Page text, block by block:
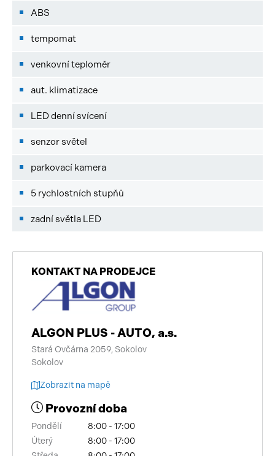
ABS
tempomat
venkovní teploměr
aut. klimatizace
LED denní svícení
senzor světel
parkovací kamera
5 rychlostních stupňů
zadní světla LED
KONTAKT NA PRODEJCE
ALGON PLUS - AUTO, a.s.
Stará Ovčárna 2059, Sokolov
Sokolov
Zobrazit na mapě
Provozní doba
Pondělí
8:00 - 17:00
Úterý
8:00 - 17:00